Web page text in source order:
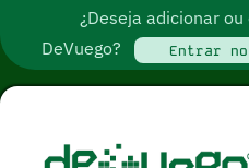
¿Deseja adicionar
DeVuego?
Entrar no